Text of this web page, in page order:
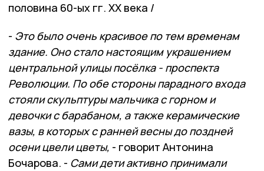
половина 60-ых гг. ХХ века /
- Это было очень красивое по тем временам
здание. Оно стало настоящим украшением
центральной улицы посёлка - проспекта
Революции. По обе стороны парадного входа
стояли скульптуры мальчика с горном и
девочки с барабаном, а также керамические
вазы, в которых с ранней весны до поздней
осени цвели цветы, - говорит Антонина
Бочарова. - Сами дети активно принимали